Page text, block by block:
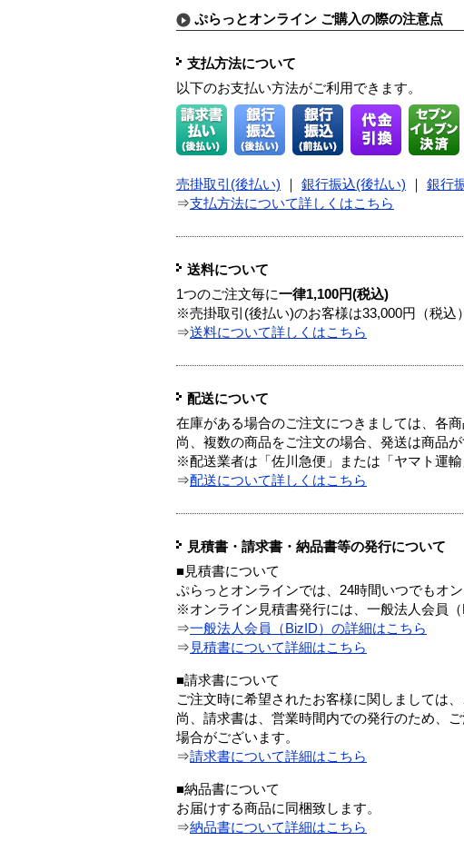
ぷらっとオンライン ご購入の際の注意点
支払方法について
以下のお支払い方法がご利用できます。
売掛取引(後払い) 銀行振込(後払い) 銀行
⇒支払方法について詳しくはこちら
送料について
1つのご注文毎に一律1,100円(税込)
※売掛取引(後払い)のお客様は33,000円（税込
⇒送料について詳しくはこちら
配送について
在庫がある場合のご注文につきましては、各
尚、複数の商品をご注文の場合、発送は商品
※配送業者は「佐川急便」または「ヤマト運
⇒配送について詳しくはこちら
見積書・請求書・納品書等の発行について
■見積書について
ぷらっとオンラインでは、24時間いつでもオ
※オンライン見積書発行には、一般法人会員（
⇒一般法人会員（BizID）の詳細はこちら
⇒ 見積書について詳細はこちら
■請求書について
ご注文時に希望されたお客様に関しましては
尚、請求書は、営業時間内での発行のため、
場合がございます。
⇒請求書について詳細はこちら
■納品書について
お届けする商品に同梱致します。
⇒納品書について詳細はこちら